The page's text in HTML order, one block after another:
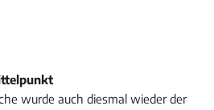
wurde auch diesmal wieder der